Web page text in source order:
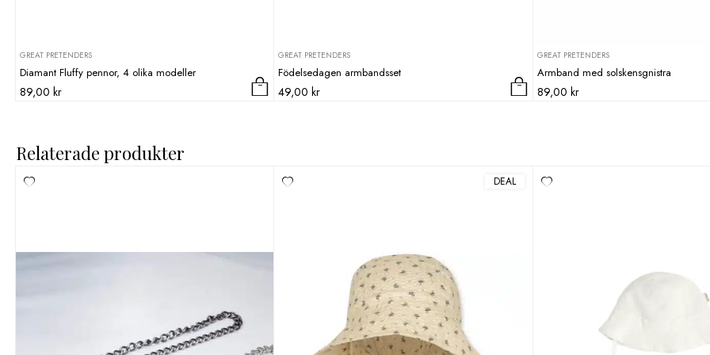
GREAT PRETENDERS
Diamant Fluffy pennor, 4 olika modeller
89,00 kr
GREAT PRETENDERS
Födelsedagen armbandsset
49,00kr
GREAT PRETENDERS
Armband med solskensgnistra
89,00 kr
Relaterade produkter
DEAL